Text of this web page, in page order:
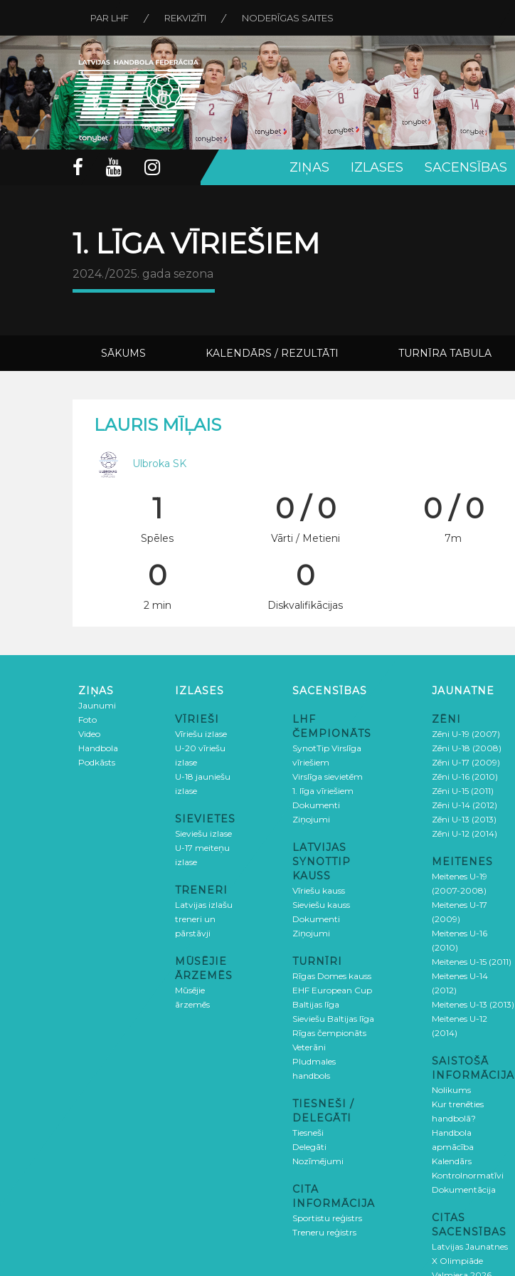
PAR LHF REKVIZĪTI NODERĪGAS SAITES
ZIŅAS IZLASES SACENSĪBAS
1. LĪGA VĪRIEŠIEM
2024./2025. gada sezona
SĀKUMS KALENDĀRS / REZULTĀTI TURNĪRA TABULA
LAURIS MĪĻAIS
Ulbroka SK
1
Spēles
0 / 0
Vārti / Metieni
0 / 0
7m
0
2 min
0
Diskvalifikācijas
ZIŅAS
Jaunumi
Foto
Video
Handbola
Podkāsts
IZLASES
VĪRIEŠI
Vīriešu izlase
U-20 vīriešu
izlase
U-18 jauniešu
izlase
SIEVIETES
Sieviešu izlase
U-17 meiteņu
izlase
TRENERI
Latvijas izlašu
treneri un
pārstāvji
MŪSĒJIE
ĀRZEMĒS
Mūsējie
ārzemēs
SACENSĪBAS
LHF
ČEMPIONĀTS
SynotTip Virslīga
vīriešiem
Virslīga sievietēm
1. līga vīriešiem
Dokumenti
Ziņojumi
LATVIJAS
SYNOTTIP
KAUSS
Vīriešu kauss
Sieviešu kauss
Dokumenti
Ziņojumi
TURNĪRI
Rīgas Domes kauss
EHF European Cup
Baltijas līga
Sieviešu Baltijas līga
Rīgas čempionāts
Veterāni
Pludmales
handbols
TIESNEŠI /
DELEGĀTI
Tiesneši
Delegāti
Nozīmējumi
CITA
INFORMĀCIJA
Sportistu reģistrs
Treneru reģistrs
JAUNATNE
ZĒNI
Zēni U-19 (2007)
Zēni U-18 (2008)
Zēni U-17 (2009)
Zēni U-16 (2010)
Zēni U-15 (2011)
Zēni U-14 (2012)
Zēni U-13 (2013)
Zēni U-12 (2014)
MEITENES
Meitenes U-19
(2007-2008)
Meitenes U-17
(2009)
Meitenes U-16
(2010)
Meitenes U-15 (2011)
Meitenes U-14
(2012)
Meitenes U-13 (2013)
Meitenes U-12
(2014)
SAISTOŠĀ
INFORMĀCIJA
Nolikums
Kur trenēties
handbolā?
Handbola
apmācība
Kalendārs
Kontrolnormatīvi
Dokumentācija
CITAS
SACENSĪBAS
Latvijas Jaunatnes
X Olimpiāde